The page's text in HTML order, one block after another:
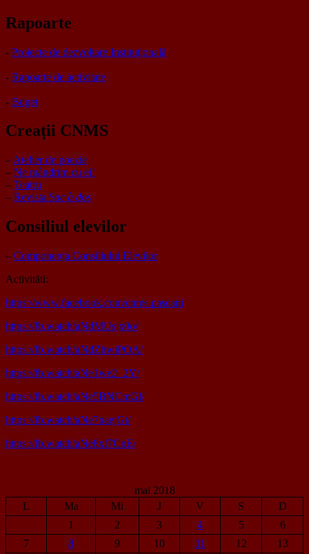
Rapoarte
- Proiecte de dezvoltare Instituțională
- Rapoarte de activitate
- Buget
Creații CNMS
– Atelier de poezie
– Ne mândrim cu ei!
– Teatru
– Revista Sac à dos
Consiliul elevilor
– Componența Consiliului Elevilor
Activităti:
https://www.facebook.com/cnms.pascani
https://fb.watch/aNdMUsjx0o/
https://fb.watch/aNdZhwiPOA/
https://fb.watch/aNe1we2_2Y/
https://fb.watch/aNe5BNCmGl/
https://fb.watch/aNe7naejGt/
https://fb.watch/aNe8xf7CnE/
mai 2018
L
Ma Mi J V S
D
1
2 3 4 5
6
7
8 9 10 11 12 13